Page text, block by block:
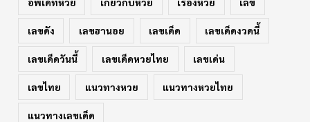
เลขดัง เลขฮานอย เลขเด็ด เลขเด็ดงวดนี้
เลขเด็ดวันนี้ เลขเด็ดหวยไทย เลขเด่น
เลขไทย แนวทางหวย แนวทางหวยไทย
แนวทางเลขเด็ด